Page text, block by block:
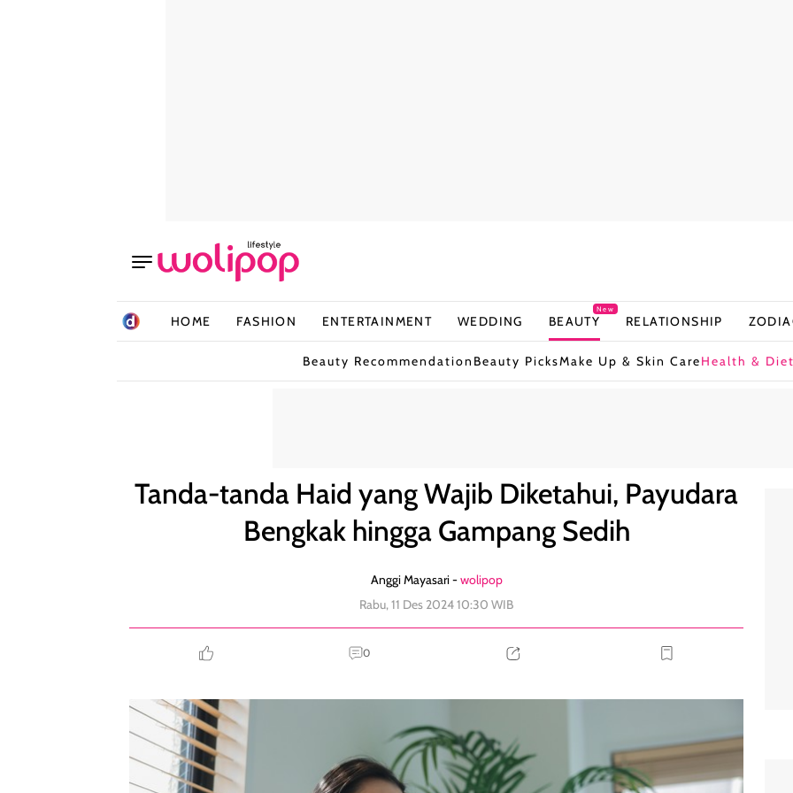
HOME FASHION ENTERTAINMENT WEDDING BEAUTY
New
RELATIONSHIP
Beauty Recommendation Beauty PicksMake Up & Skin CareHealth & Diet
Tanda-tanda Haid yang Wajib Diketahui, Payudara
Bengkak hingga Gampang Sedih
Anggi Mayasari -wolipop
Rabu, 11 Des 2024 10:30 WIB
0